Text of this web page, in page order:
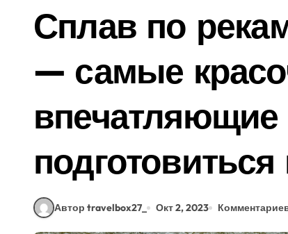
Сплав по
— самые
Автор travelbox27_ Окт 2, 2023